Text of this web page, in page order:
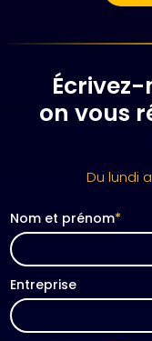
on vous
Du lundi
Nom et prénom*
Entreprise